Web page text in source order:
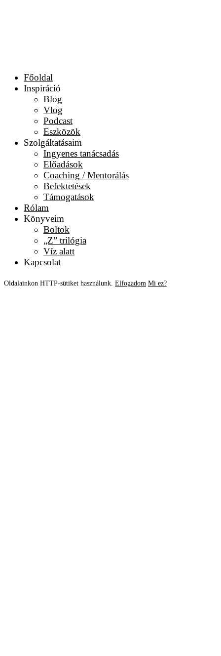
Főoldal
Inspiráció
Blog
Vlog
Podcast
Eszközök
Szolgáltatásaim
Ingyenes tanácsadás
Előadások
Coaching / Mentorálás
Befektetések
Támogatások
Rólam
Könyveim
Boltok
„Z” trilógia
Víz alatt
Kapcsolat
Oldalainkon HTTP-sütiket használunk. Elfogadom Mi ez?